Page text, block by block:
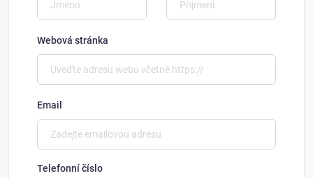
Webová stránka
Email
Telefonní číslo